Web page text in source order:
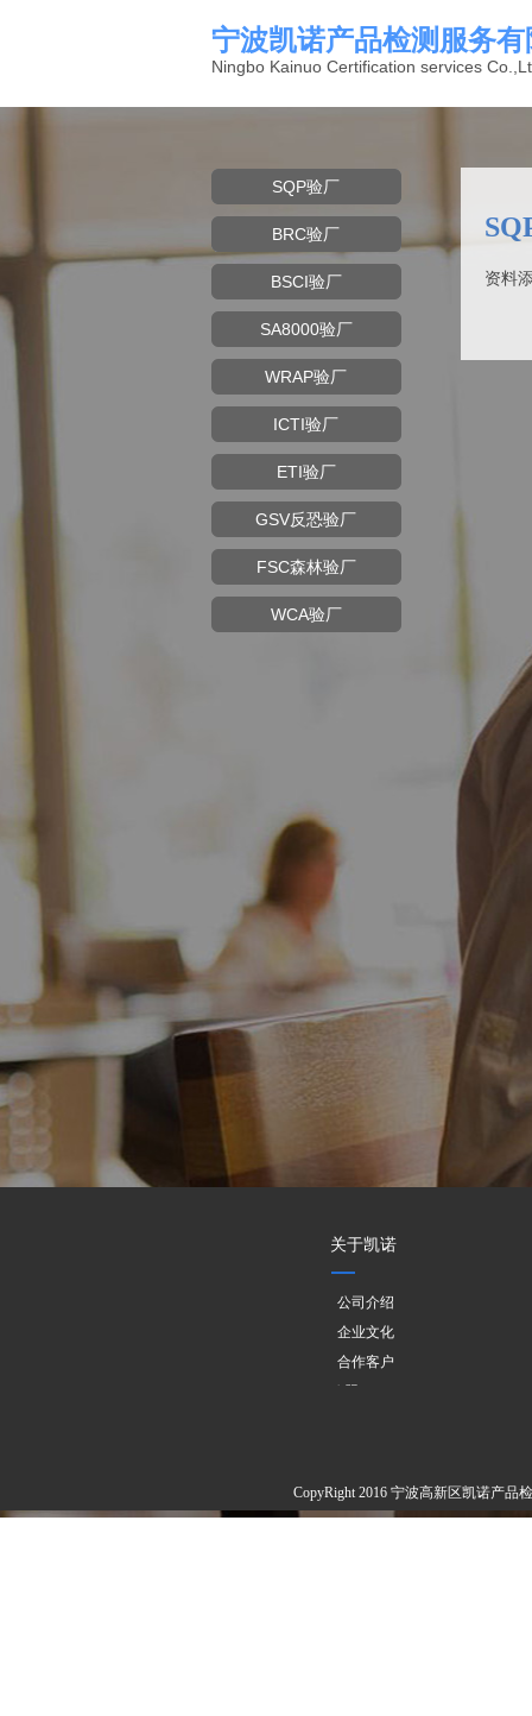
宁波凯诺产品检测服务
Ningbo Kainuo Certification services
SQP验厂
BRC验厂
BSCI验厂
SA8000验厂
WRAP验厂
ICTI验厂
ETI验厂
GSV反恐验厂
FSC森林验厂
WCA验厂
资料
公司介绍
企业文化
合作客户
CopyRight 2016 宁波高新区凯诺产
关于凯诺